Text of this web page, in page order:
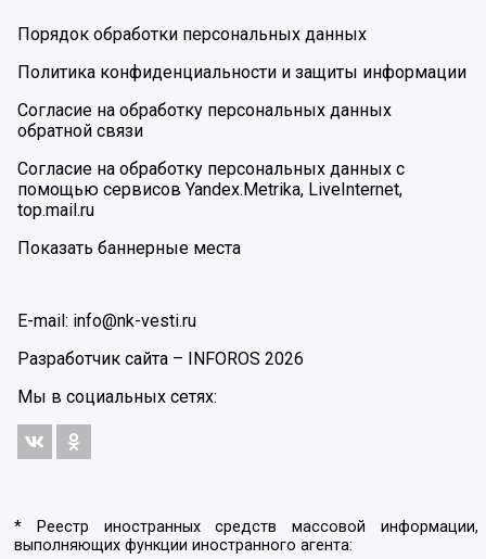
Порядок обработки персональных данных
Политика конфиденциальности и защиты информации
Согласие на обработку персональных данных
обратной связи
Согласие на обработку персональных данных с
помощью сервисов Yandex.Metrika, LiveInternet,
top.mail.ru
Показать баннерные места
E-mail: info@nk-vesti.ru
Разработчик сайта –
INFOROS 2026
Мы в социальных сетях:
* Реестр иностранных средств массовой информации,
выполняющих функции иностранного агента: